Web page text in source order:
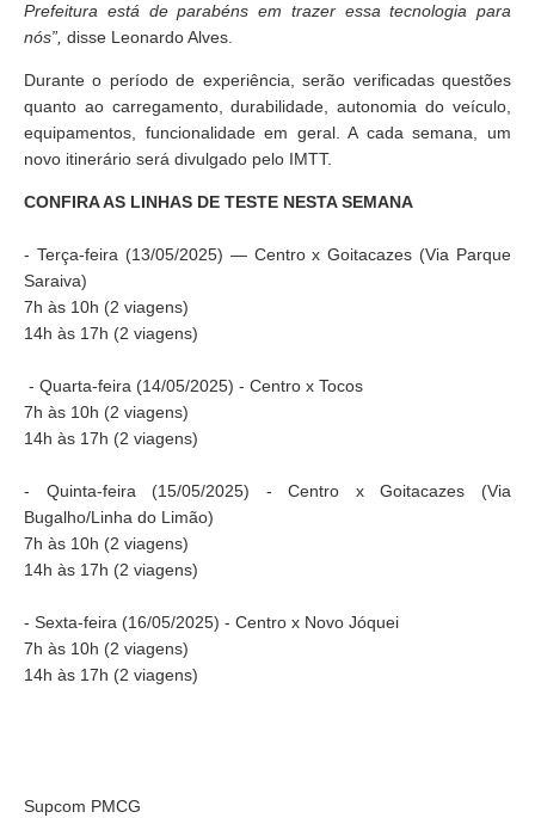
Prefeitura está de parabéns em trazer essa tecnologia para
nós”, disse Leonardo Alves.
Durante o período de experiência, serão verificadas questões
quanto ao carregamento, durabilidade, autonomia do veículo,
equipamentos, funcionalidade em geral. A cada semana, um
novo itinerário será divulgado pelo IMTT.
CONFIRA AS LINHAS DE TESTE NESTA SEMANA
- Terça-feira (13/05/2025) — Centro x Goitacazes (Via Parque
Saraiva)
7h às 10h (2 viagens)
14h às 17h (2 viagens)
- Quarta-feira (14/05/2025) - Centro x Tocos
7h às 10h (2 viagens)
14h às 17h (2 viagens)
- Quinta-feira (15/05/2025) - Centro x Goitacazes (Via
Bugalho/Linha do Limão)
7h às 10h (2 viagens)
14h às 17h (2 viagens)
- Sexta-feira (16/05/2025) - Centro x Novo Jóquei
7h às 10h (2 viagens)
14h às 17h (2 viagens)
Supcom PMCG